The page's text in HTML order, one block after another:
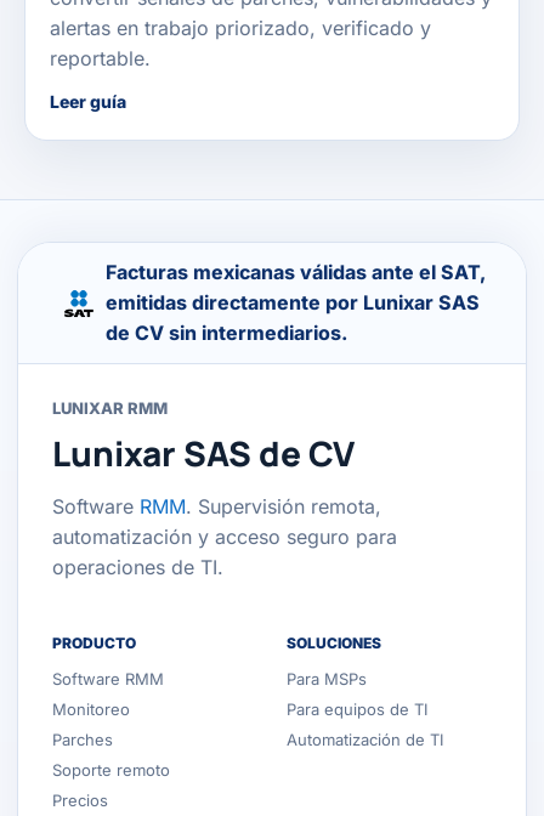
alertas en trabajo priorizado, verificado y
reportable.
Leer guía
Facturas mexicanas válidas ante el SAT,
emitidas directamente por Lunixar SAS
de CV sin intermediarios.
LUNIXAR RMM
Lunixar SAS de CV
Software RMM. Supervisión remota,
automatización y acceso seguro para
operaciones de TI.
PRODUCTO
Software RMM
Monitoreo
Parches
Soporte remoto
Precios
SOLUCIONES
Para MSPs
Para equipos de TI
Automatización de TI